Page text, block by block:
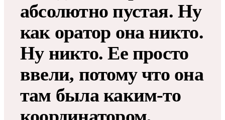
абсолютно пустая. Ну
как оратор она никто.
Ну никто. Ее просто
ввели, потому что она
там была каким-то